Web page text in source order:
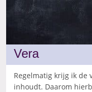
Vera
Regelmatig krijg ik de
inhoudt. Daarom